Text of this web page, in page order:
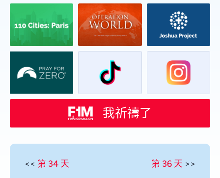
我祈禱了
<< 第 34 天 第 36 天 >>